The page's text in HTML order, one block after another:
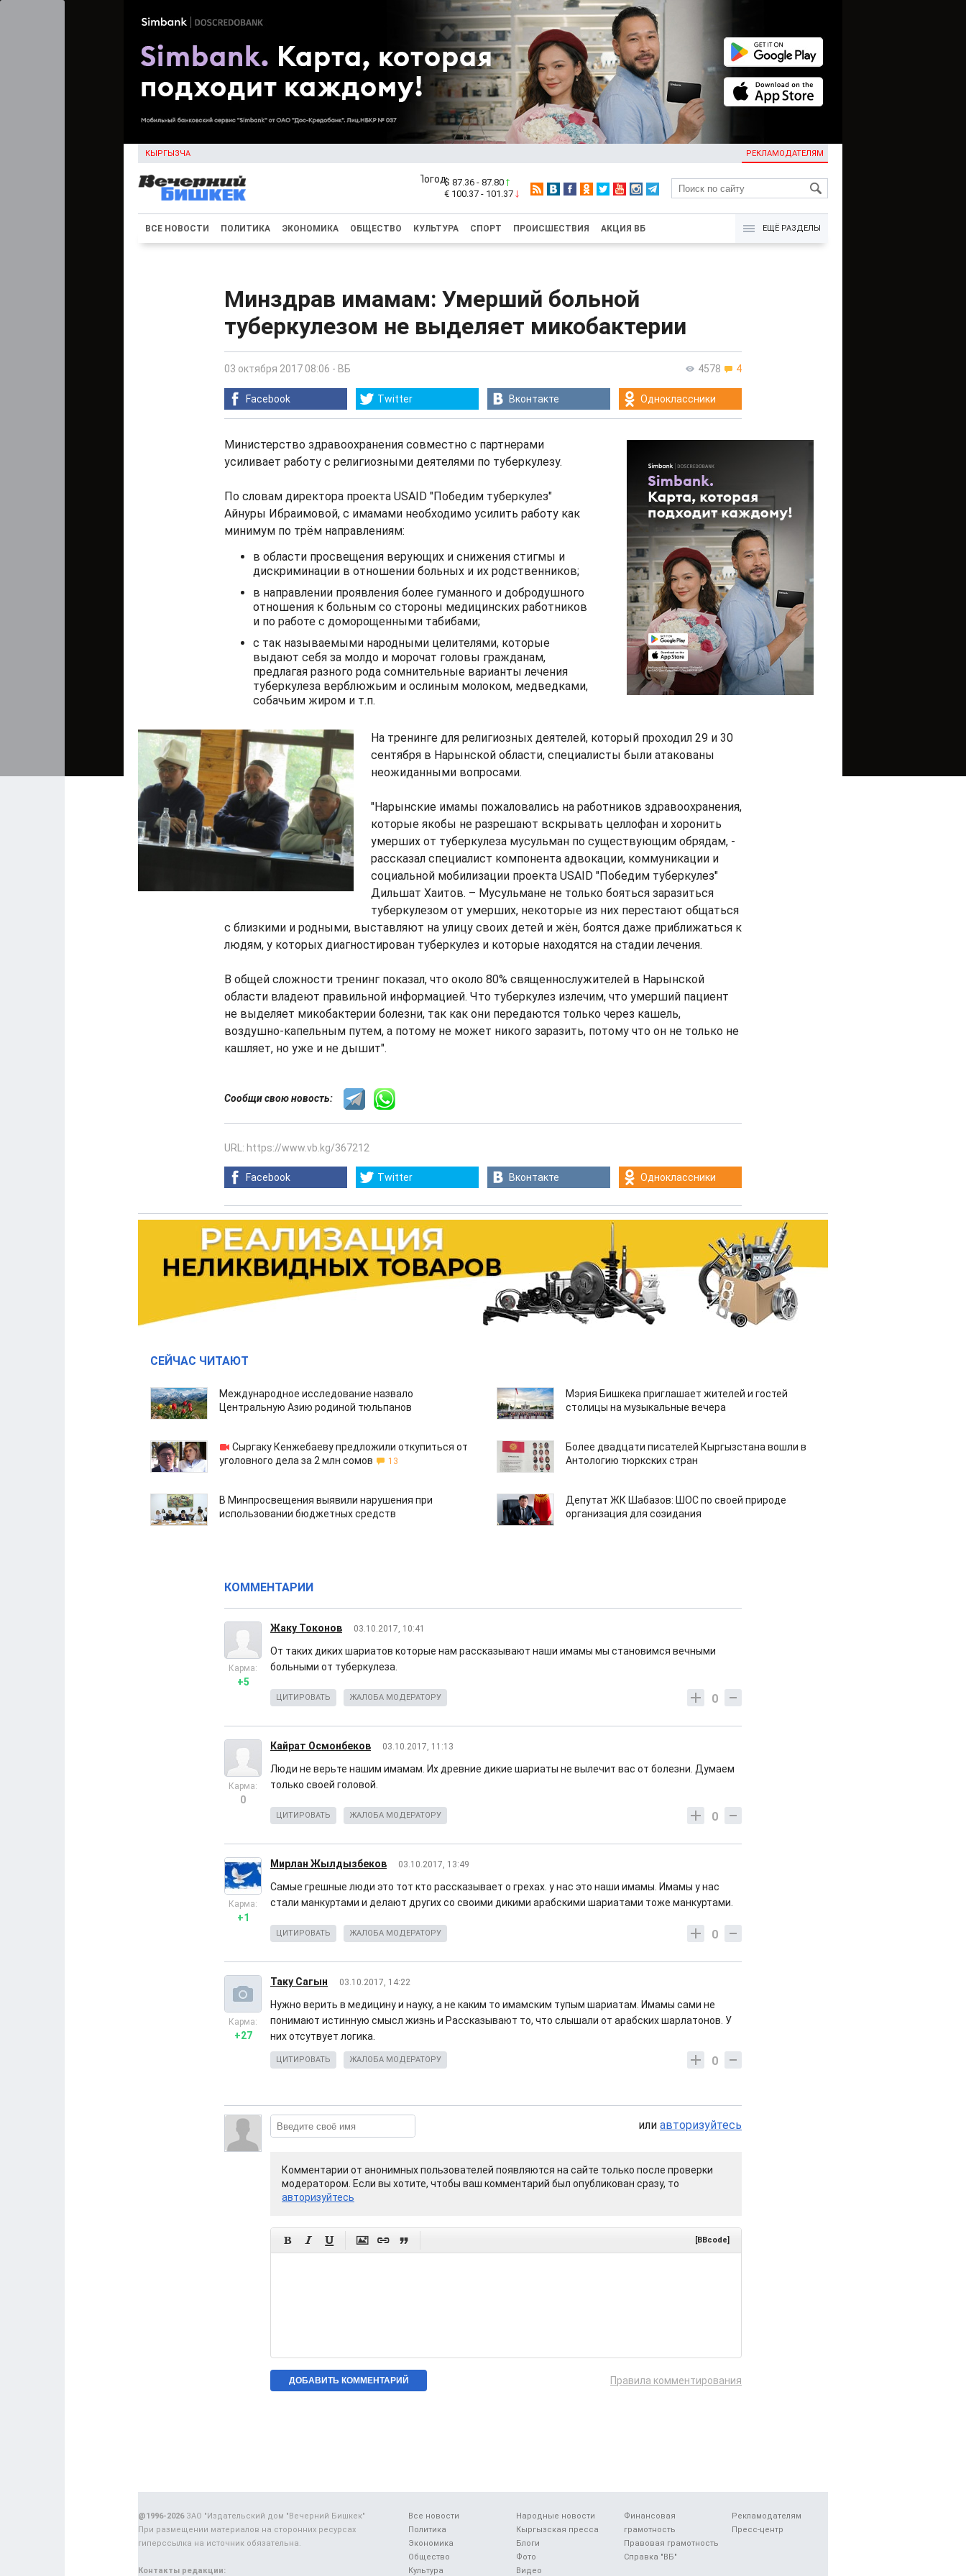
КЫРГЫЗЧА РЕКЛАМОДАТЕЛЯМ
KG
$ 87.36 - 87.80
€ 100.37 - 101.37
ВСЕ НОВОСТИ ПОЛИТИКА ЭКОНОМИКА ОБЩЕСТВО КУЛЬТУРА СПОРТ ПРОИСШЕСТВИЯ АКЦИЯ ВБ ЕЩЁ РАЗДЕЛЫ
Минздрав имамам: Умерший больной
туберкулезом не выделяет микобактерии
4578 4
03 октября 2017 08:06 - ВБ
Facebook Twitter Вконтакте Одноклассники
Министерство здравоохранения совместно с партнерами
усиливает работу с религиозными деятелями по туберкулезу.
По словам директора проекта USAID "Победим туберкулез"
Айнуры Ибраимовой, с имамами необходимо усилить работу как
минимум по трём направлениям:
в области просвещения верующих и снижения стигмы и
дискриминации в отношении больных и их родственников;
в направлении проявления более гуманного и добродушного
отношения к больным со стороны медицинских работников
и по работе с доморощенными табибами;
с так называемыми народными целителями, которые
выдают себя за молдо и морочат головы гражданам,
предлагая разного рода сомнительные варианты лечения
туберкулеза верблюжьим и ослиным молоком, медведками,
собачьим жиром и т.п.
На тренинге для религиозных деятелей, который проходил 29 и 30
сентября в Нарынской области, специалисты были атакованы
неожиданными вопросами.
"Нарынские имамы пожаловались на работников здравоохранения,
которые якобы не разрешают вскрывать целлофан и хоронить
умерших от туберкулеза мусульман по существующим обрядам, -
рассказал специалист компонента адвокации, коммуникации и
социальной мобилизации проекта USAID "Победим туберкулез"
Дильшат Хаитов. – Мусульмане не только бояться заразиться
туберкулезом от умерших, некоторые из них перестают общаться
с близкими и родными, выставляют на улицу своих детей и жён, боятся даже приближаться к
людям, у которых диагностирован туберкулез и которые находятся на стадии лечения.
В общей сложности тренинг показал, что около 80% священнослужителей в Нарынской
области владеют правильной информацией. Что туберкулез излечим, что умерший пациент
не выделяет микобактерии болезни, так как они передаются только через кашель,
воздушно-капельным путем, а потому не может никого заразить, потому что он не только не
кашляет, но уже и не дышит".
Сообщи свою новость:
URL: https://www.vb.kg/367212
Facebook Twitter Вконтакте Одноклассники
СЕЙЧАС ЧИТАЮТ
Международное исследование назвало
Центральную Азию родиной тюльпанов
Мэрия Бишкека приглашает жителей и гостей
столицы на музыкальные вечера
Сыргаку Кенжебаеву предложили откупиться от
уголовного дела за 2 млн сомов
13
Более двадцати писателей Кыргызстана вошли в
Антологию тюркских стран
В Минпросвещения выявили нарушения при
использовании бюджетных средств
Депутат ЖК Шабазов: ШОС по своей природе
организация для созидания
КОММЕНТАРИИ
Жаку Токонов 03.10.2017, 10:41
Карма:
+5
От таких диких шариатов которые нам рассказывают наши имамы мы становимся вечными
больными от туберкулеза.
0
ЦИТИРОВАТЬ ЖАЛОБА МОДЕРАТОРУ
Кайрат Осмонбеков 03.10.2017, 11:13
Карма:
0
Люди не верьте нашим имамам. Их древние дикие шариаты не вылечит вас от болезни. Думаем
только своей головой.
0
ЦИТИРОВАТЬ ЖАЛОБА МОДЕРАТОРУ
Мирлан Жылдызбеков 03.10.2017, 13:49
Карма:
+1
Самые грешные люди это тот кто рассказывает о грехах. у нас это наши имамы. Имамы у нас
стали манкуртами и делают других со своими дикими арабскими шариатами тоже манкуртами.
0
ЦИТИРОВАТЬ ЖАЛОБА МОДЕРАТОРУ
Таку Сагын 03.10.2017, 14:22
Карма:
+27
Нужно верить в медицину и науку, а не каким то имамским тупым шариатам. Имамы сами не
понимают истинную смысл жизнь и Рассказывают то, что слышали от арабских шарлатонов. У
них отсутвует логика.
0
ЦИТИРОВАТЬ ЖАЛОБА МОДЕРАТОРУ
или авторизуйтесь
Комментарии от анонимных пользователей появляются на сайте только после проверки
модератором. Если вы хотите, чтобы ваш комментарий был опубликован сразу, то
авторизуйтесь
      [BBcode]
Правила комментирования
Все новости
Политика
Экономика
Общество
Культура
Народные новости
Кыргызская пресса
Блоги
Фото
Видео
Финансовая
грамотность
Правовая грамотность
Справка "ВБ"
Рекламодателям
Пресс-центр
@1996-2026ЗАО "Издательский дом "Вечерний Бишкек"
При размещении материалов на сторонних ресурсах
гиперссылка на источник обязательна.
Контакты редакции: